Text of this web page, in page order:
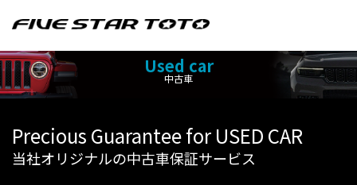
Used car
中古車
Precious Guarantee for USED CAR
当社オリジナルの中古車保証サービス